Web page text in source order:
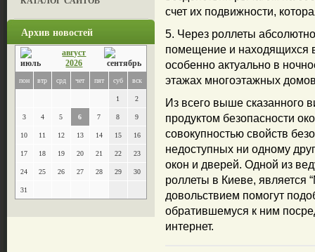
Архив новостей
август
2026
пон втр срд чет пят суб вск
1 2
3 4 5 6 7 8 9
10 11 12 13 14 15 16
17 18 19 20 21 22 23
24 25 26 27 28 29 30
31
счет их подвижности,
5. Через роллеты
помещение и находящихся
особенно актуально в
этажах многоэтажных
Из всего выше сказанного
продуктом безопасности
совокупностью свойств
недоступных ни одному
окон и дверей. Одной из
роллеты в Киеве, является
довольствием помогут
обратившемуся к ним
интернет.